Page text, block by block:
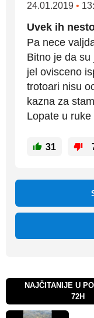
24.01.2019 •
Uvek ih
Pa nece
Bitno je da
jel ovisceno
trotoari nisu
kazna za
Lopate u
31
NAJČITANIJE U
72H